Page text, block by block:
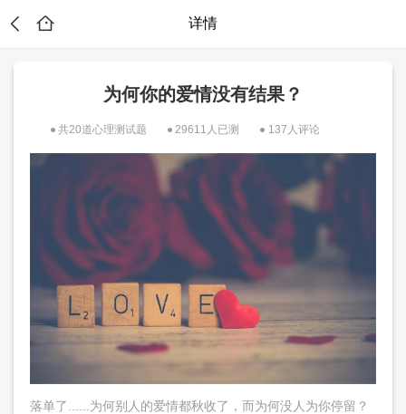
详情
为何你的爱情没有结果？
共20道心理测试题 29611人已测 137人评论
落单了......为何别人的爱情都秋收了，而为何没人为你停留？